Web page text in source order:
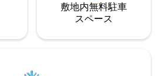
敷地内無料駐⁠車
ス⁠ペ⁠ー⁠ス